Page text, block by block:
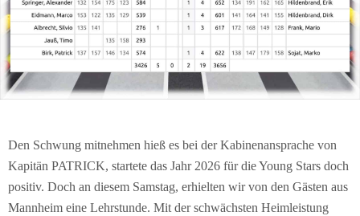
Den Schwung mitnehmen hieß es bei der Kabinenansprache von
Kapitän PATRICK, startete das Jahr 2026 für die Young Stars doch
positiv. Doch an diesem Samstag, erhielten wir von den Gästen aus
Mannheim eine Lehrstunde. Mit der schwächsten Heimleistung